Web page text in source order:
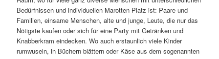
Bedürfnissen und individuellen Marotten Platz ist: Paare und
Familien, einsame Menschen, alte und junge, Leute, die nur das
Nötigste kaufen oder sich für eine Party mit Getränken und
Knabberkram eindecken. Wo auch erstaunlich viele Kinder
rumwuseln, in Büchern blättern oder Käse aus dem sogenannten